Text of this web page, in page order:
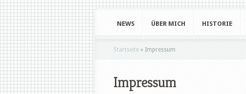
NEWS ÜBER MICH HISTORIE
Startseite » Impressum
Impressum